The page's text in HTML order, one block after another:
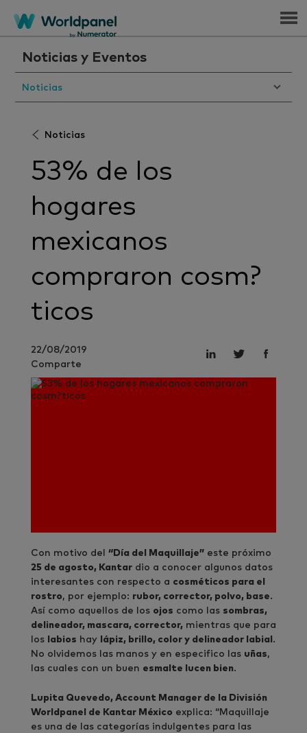
Menu
Noticias y Eventos
Noticias
Noticias
53% de los
hogares
mexicanos
compraron cosm?
ticos
22/08/2019
Comparte
Con motivo del “Día del Maquillaje” este próximo
25 de agosto, Kantar dio a conocer algunos datos
interesantes con respecto a cosméticos para el
rostro, por ejemplo: rubor, corrector, polvo, base.
Así como aquellos de los ojos como las sombras,
delineador, mascara, corrector, mientras que para
los
labios hay lápiz, brillo, color y delineador labial .
No olvidemos las manos y en especifico las uñas,
las cuales con un buen esmalte lucen bien.
Lupita Quevedo, Account Manager de la División
Worldpanel de Kantar México explica: “Maquillaje
es una de las categorías indulgentes para las